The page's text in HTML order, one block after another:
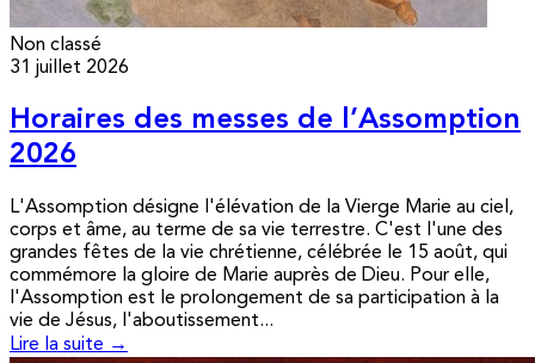
Non classé
31 juillet 2026
Horaires des messes de l’Assomption
2026
L'Assomption désigne l'élévation de la Vierge Marie au ciel,
corps et âme, au terme de sa vie terrestre. C'est l'une des
grandes fêtes de la vie chrétienne, célébrée le 15 août, qui
commémore la gloire de Marie auprès de Dieu. Pour elle,
l'Assomption est le prolongement de sa participation à la
vie de Jésus, l'aboutissement...
Lire la suite →